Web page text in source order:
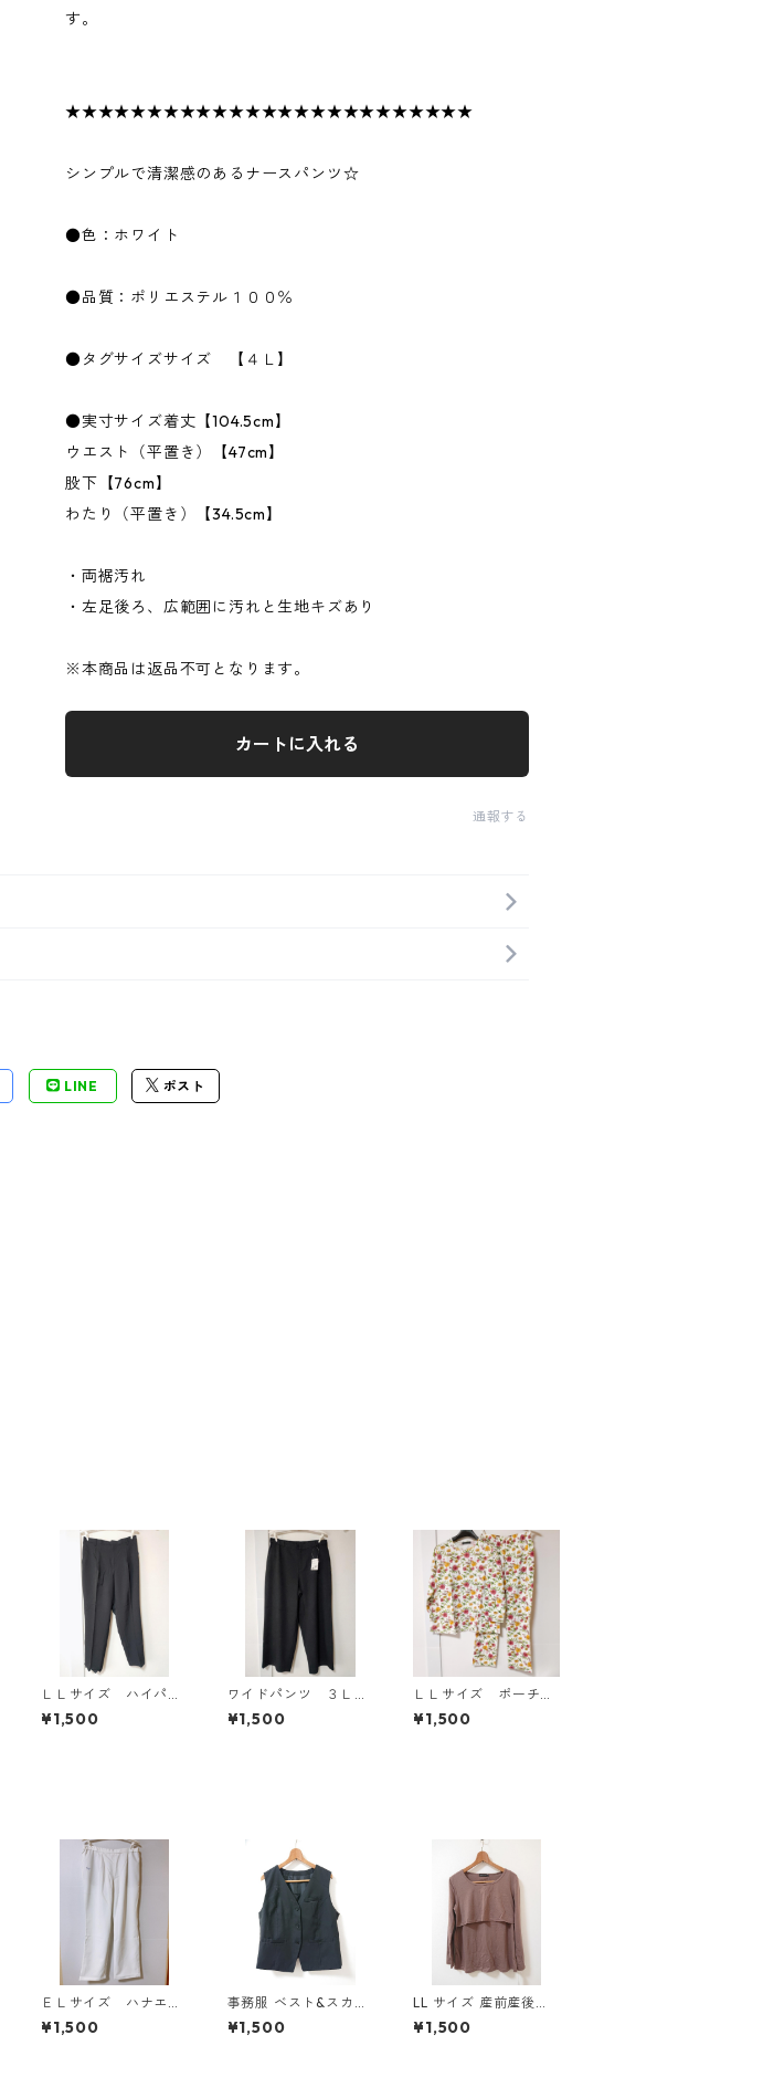
す。
★★★★★★★★★★★★★★★★★★★★★★★★★
シンプルで清潔感のあるナースパンツ☆
●色：ホワイト
●品質：ポリエステル１００％
●タグサイズサイズ 【４Ｌ】
●実寸サイズ着丈【104.5cm】
ウエスト（平置き）【47cm】
股下【76cm】
わたり（平置き）【34.5cm】
・両裾汚れ
・左足後ろ、広範囲に汚れと生地キズあり
※本商品は返品不可となります。
カートに入れる
通報する
LINE ポスト
ＬＬサイズ ハイパー
ストレッチ センター
プレスパンツ ブラッ
¥1,500
ワイドパンツ ３Ｌ
ブラック KAE-4697
¥1,500
ＬＬサイズ ポーチ付
き 綿１００％ 花
柄 トラベルパジャ
¥1,500
ＥＬサイズ ハナエモ
リ テーパードパン
ツ ナース ホワイ
¥1,500
事務服 ベスト&スカー
トセット 3L ブラック
◆KIY-1299◆
¥1,500
LL サイズ 産前産後対
応 授乳口付き 長袖シ
ャツ マタニティ チャ
¥1,500